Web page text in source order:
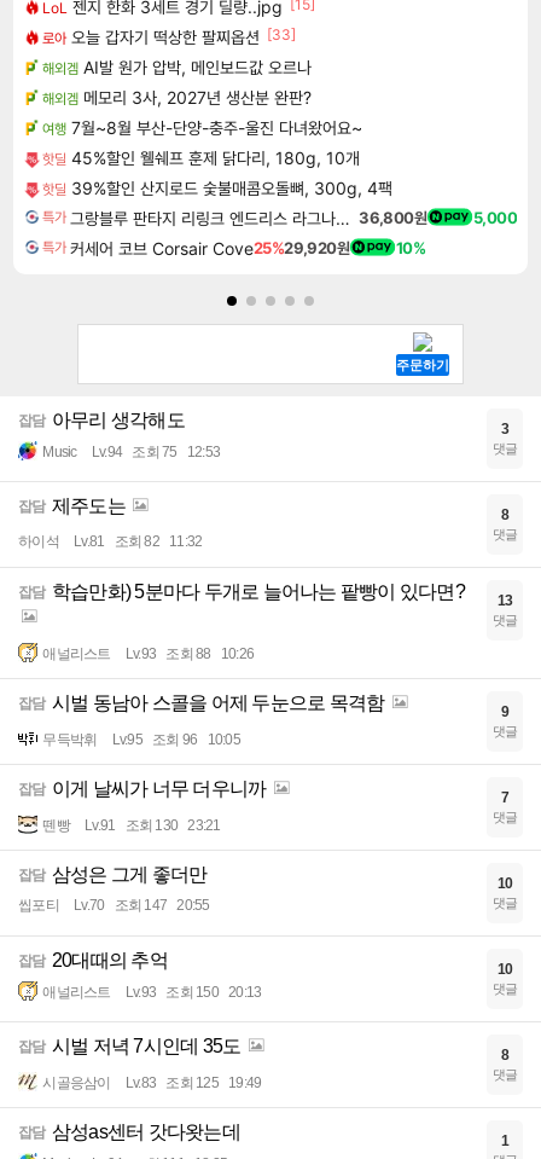
LoL 젠지 한화 3세트 경기 딜량..jpg [15]
로아 오늘 갑자기 떡상한 팔찌옵션 [33]
해외겜 AI발 원가 압박, 메인보드값 오르나
해외겜 메모리 3사, 2027년 생산분 완판?
여행 7월~8월 부산-단양-충주-울진 다녀왔어요~
핫딜 45%할인 웰쉐프 훈제 닭다리, 180g, 10개
핫딜 39%할인 산지로드 숯불매콤오돌뼈, 300g, 4팩
특가 그랑블루 판타지 리링크 엔드리스 라그나로크 업그레이드 킷 Granblue Fantasy Relink Endless Ragnarok Upgrade Kit DLC 36,800원 5,000
특가 커세어 코브 Corsair Cove25%29,920원 10%
잡담 아무리 생각해도
Music Lv.94 조회 75 12:53
3
댓글
잡담 제주도는
하이석 Lv.81 조회 82 11:32
8
댓글
잡담 학습만화) 5분마다 두개로 늘어나는 팥빵이 있다면?
애널리스트 Lv.93 조회 88 10:26
13
댓글
잡담 시벌 동남아 스콜을 어제 두눈으로 목격함
무득박휘 Lv.95 조회 96 10:05
9
댓글
잡담 이게 날씨가 너무 더우니까
뗀빵 Lv.91 조회 130 23:21
7
댓글
잡담 삼성은 그게 좋더만
씹포티 Lv.70 조회 147 20:55
10
댓글
잡담 20대때의 추억
애널리스트 Lv.93 조회 150 20:13
10
댓글
잡담 시벌 저녁 7시인데 35도
시골응삼이 Lv.83 조회 125 19:49
8
댓글
잡담 삼성as센터 갓다왓는데 1